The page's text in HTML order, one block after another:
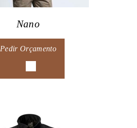
Nano
Pedir Orçamento